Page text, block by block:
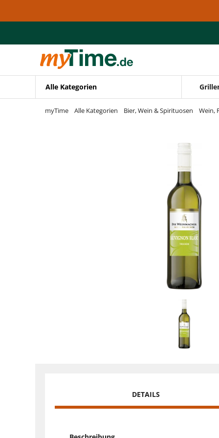
Zur Navigation springen
Alle Kategorien
myTime Alle Kategorien Bier, Wein & Spirituosen Wein,
DETAILS